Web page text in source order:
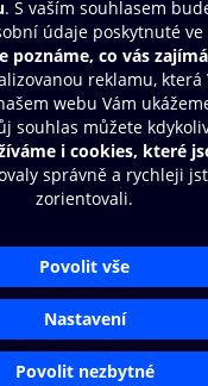
údajů
Aplikace O2
Čti a poslouchej své
audioknihy rychleji a